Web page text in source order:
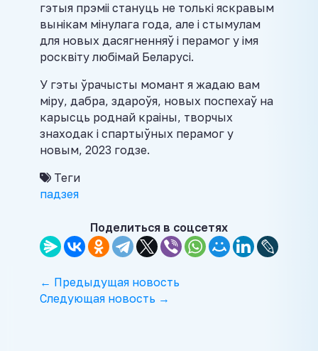
гэтыя прэміі стануць не толькі яскравым
вынікам мінулага года, але і стымулам
для новых дасягненняў і перамог у імя
росквіту любімай Беларусі.
У гэты ўрачысты момант я жадаю вам
міру, дабра, здароўя, новых поспехаў на
карысць роднай краіны, творчых
знаходак і спартыўных перамог у
новым, 2023 годзе.
Теги
падзея
Поделиться в соцсетях
← Предыдущая новость
Следующая новость →